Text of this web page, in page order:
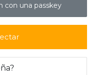
con una passkey